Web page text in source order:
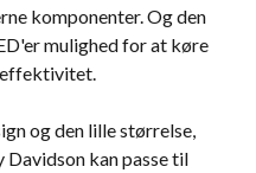
komponenter. Og den
mulighed for at køre
og den lille størrelse,
kan passe til